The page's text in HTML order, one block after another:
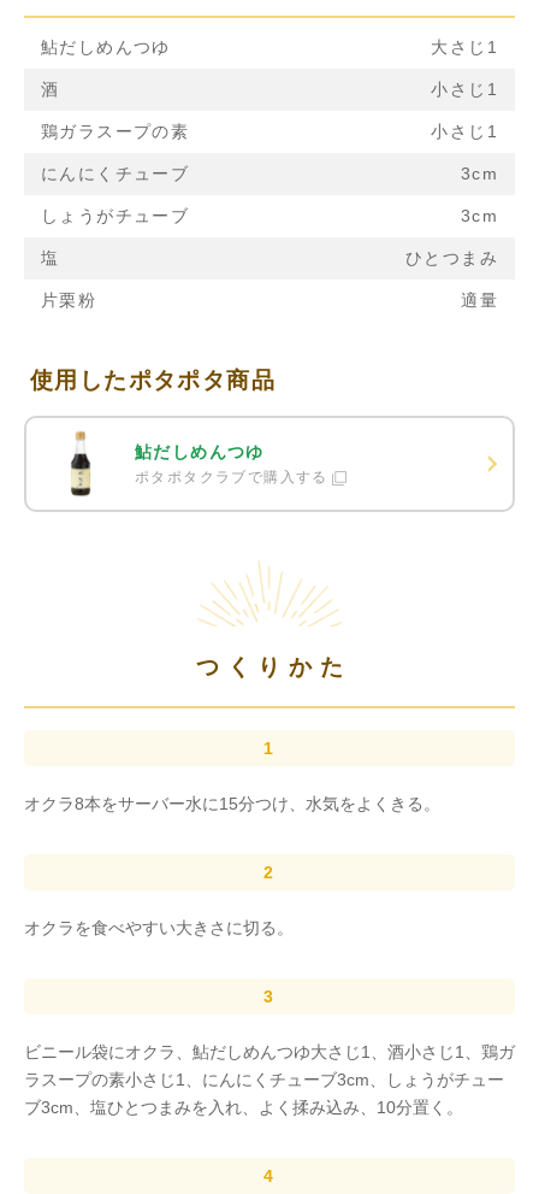
鮎だしめんつゆ 大さじ1
酒 小さじ1
鶏ガラスープの素 小さじ1
にんにくチューブ 3cm
しょうがチューブ 3cm
塩 ひとつまみ
片栗粉 適量
使用したポタポタ商品
鮎だしめんつゆ
ポタポタクラブで購入する
つくりかた
オクラ8本をサーバー水に15分つけ、水気をよくきる。
オクラを食べやすい大きさに切る。
ビニール袋にオクラ、鮎だしめんつゆ大さじ1、酒小さじ1、鶏ガ
ラスープの素小さじ1、にんにくチューブ3cm、しょうがチュー
ブ3cm、塩ひとつまみを入れ、よく揉み込み、10分置く。